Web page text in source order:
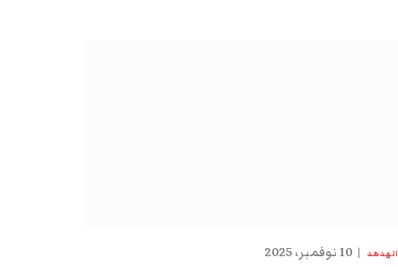
الهدهد 10 نوفمبر، 2025